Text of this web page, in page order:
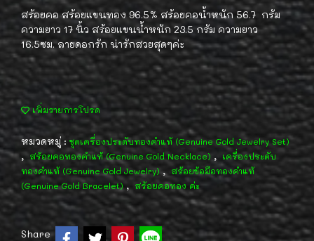
สร้อยคอ สร้อยแขนทอง 96.5% สร้อยคอน้ำหนัก 56.7 กรัม
ความยาว 17 นิ้ว สร้อยแขนน้ำหนัก 23.5 กรัม ความยาว
16.5ซม. ลายดอกรัก น่ารักสวยสุดๆค่ะ
เพิ่มรายการโปรด
หมวดหมู่ : ชุดเครื่องประดับทองคำแท้ (Genuine Gold Jewelry Set)
, สร้อยคอทองคำแท้ (Genuine Gold Necklace) , เครื่องประดับ
ทองคำแท้ (Genuine Gold Jewelry) , สร้อยข้อมือทองคำแท้
(Genuine Gold Bracelet), สร้อยคอทอง ค่ะ
Share